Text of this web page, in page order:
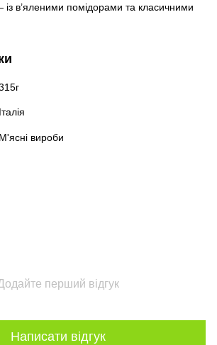
із в’яленими помідорами та класичними
Італія
М'ясні вироби
перший відгук
Написати відгук